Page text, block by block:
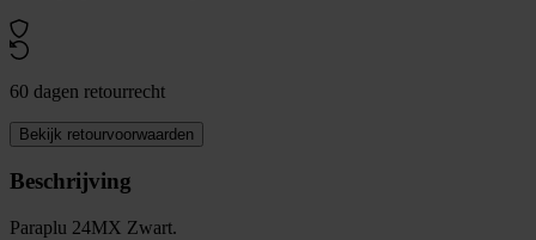
60 dagen retourrecht
Bekijk retourvoorwaarden
Beschrijving
Paraplu 24MX Zwart.